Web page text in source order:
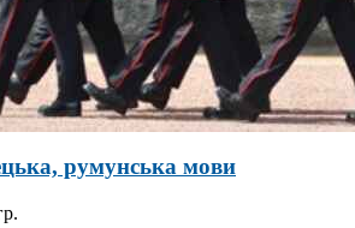
румунська мови